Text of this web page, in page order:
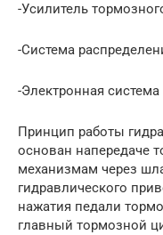
-Усилитель
-Система
-Электронная
Принцип работы
основан напередаче
механизмам через
гидравлического
нажатия педали
главный тормозной